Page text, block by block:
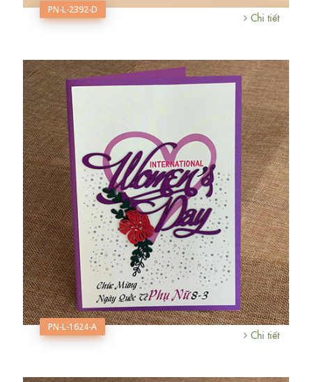
PN-L-2392-D
Chi tiết
PN-L-1624-A
Chi tiết